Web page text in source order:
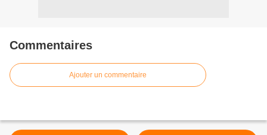
Commentaires
Ajouter un commentaire